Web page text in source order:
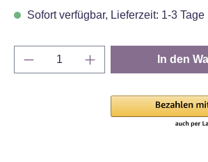
Sofort verfügbar, Lieferzeit: 1-3 Tage
Produkt Anzahl: Gib den
In den